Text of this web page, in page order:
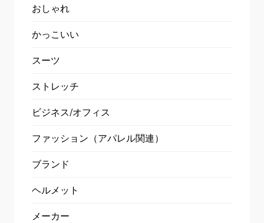
おしゃれ
かっこいい
スーツ
ストレッチ
ビジネス/オフィス
ファッション（アパレル関連）
ブランド
ヘルメット
メーカー